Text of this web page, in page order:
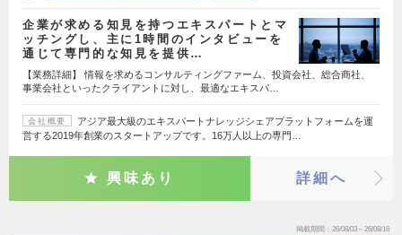
企業が求める知見を持つエキスパートとマ
ッチングし、主に1時間のインタビューを
通じて専門的な知見を提供…
【業務詳細】 情報を求めるコンサルティングファーム、投資会社、総合商社、
事業会社といったクライアントに対し、最適なエキスパ…
会社概要
アジア最大級のエキスパートナレッジシェアプラットフォームを運
営する2019年創業のスタートアップです。16万人以上の専門…
興味あり 詳細へ
掲載期間 26/08/03～26/08/16